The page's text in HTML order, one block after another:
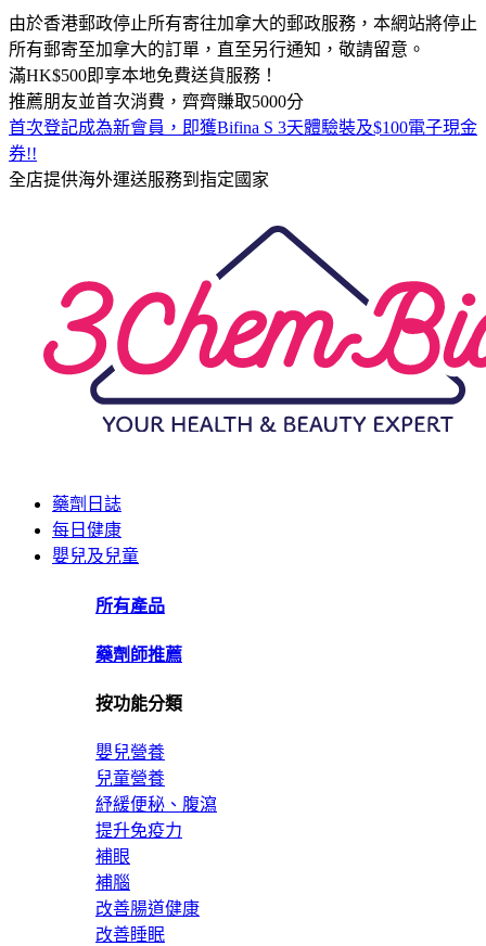
由於香港郵政停止所有寄往加拿大的郵政服務，本網站將停止
所有郵寄至加拿大的訂單，直至另行通知，敬請留意。
滿HK$500即享本地免費送貨服務！
推薦朋友並首次消費，齊齊賺取5000分
首次登記成為新會員，即獲Bifina S 3天體驗裝及$100電子現金
券!!
全店提供海外運送服務到指定國家
藥劑日誌
每日健康
嬰兒及兒童
所有產品
藥劑師推薦
按功能分類
嬰兒營養
兒童營養
紓緩便秘、腹瀉
提升免疫力
補眼
補腦
改善腸道健康
改善睡眠